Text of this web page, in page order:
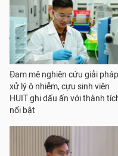
Đam mê nghiên cứu giải pháp
xử lý ô nhiễm, cựu sinh viên
HUIT ghi dấu ấn với thành
nổi bật